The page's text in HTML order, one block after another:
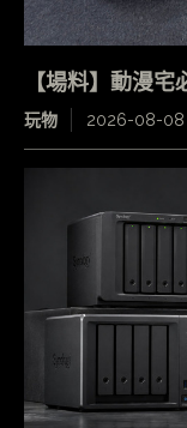
【場料】動漫
玩物 2026-08-08